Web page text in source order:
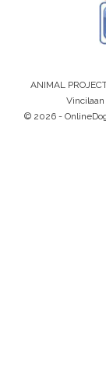
ANIMAL
© 2026 -